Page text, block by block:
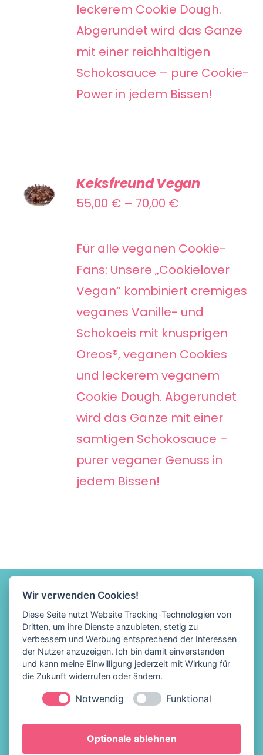
PRODUKTSEITE
WERDEN
leckerem Cookie Dough.
Abgerundet wird das Ganze
mit einer reichhaltigen
Schokosauce – pure Cookie-
Power in jedem Bissen!
WÄHLEN
DIESES
PRODUKT
VARIANTEN
OPTIONEN
KÖNNEN
PRODUKTSEITE
WERDEN
/
Keksfreund Vegan
55,00 € – 70,00 €Preisspanne:
55,00 €
bis
70,00 €
Für alle veganen Cookie-
Fans: Unsere „Cookielover
Vegan“ kombiniert cremiges
veganes Vanille- und
Schokoeis mit knusprigen
Oreos®, veganen Cookies
und leckerem veganem
Cookie Dough. Abgerundet
wird das Ganze mit einer
samtigen Schokosauce –
purer veganer Genuss in
jedem Bissen!
Löffelhelden Eis &
Impressum
Wir verwenden Cookies!
Diese Seite nutzt Website Tracking-Technologien von
Dritten, um ihre Dienste anzubieten, stetig zu
verbessern und Werbung entsprechend der Interessen
der Nutzer anzuzeigen. Ich bin damit einverstanden
und kann meine Einwilligung jederzeit mit Wirkung für
die Zukunft widerrufen oder ändern.
Notwendig Funktional
Optionale ablehnen